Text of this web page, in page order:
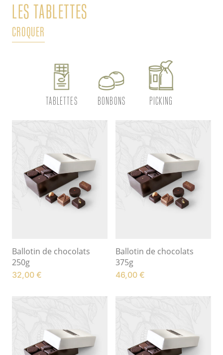
LES TABLETTES
CROQUER
TABLETTES BONBONS PICKING
Ballotin de chocolats
250g
32,00 €
Ballotin de chocolats
375g
46,00 €